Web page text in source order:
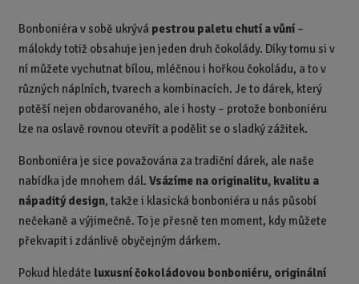
i
t
p
o
č
e
Bonboniéra v sobě ukrývá pestrou paletu chutí a vůní–
málokdy totiž obsahuje jen jeden druh čokolády. Díky tomu si v
ní můžete vychutnat bílou, mléčnou i hořkou čokoládu, a to v
různých náplních, tvarech a kombinacích. Je to dárek, který
potěší nejen obdarovaného, ale i hosty – protože bonboniéru
lze na oslavě rovnou otevřít a podělit se o sladký zážitek.
Bonboniéra je sice považována za tradiční dárek, ale naše
nabídka jde mnohem dál. Vsázíme na originalitu, kvalitu a
nápaditý design, takže i klasická bonboniéra u nás působí
nečekaně a výjimečně. To je přesně ten moment, kdy můžete
překvapit i zdánlivě obyčejným dárkem.
Pokud hledáte luxusní čokoládovou bonboniéru, originální